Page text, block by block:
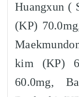
Huangxun (
(KP)
kim (KP)
60.0mg,